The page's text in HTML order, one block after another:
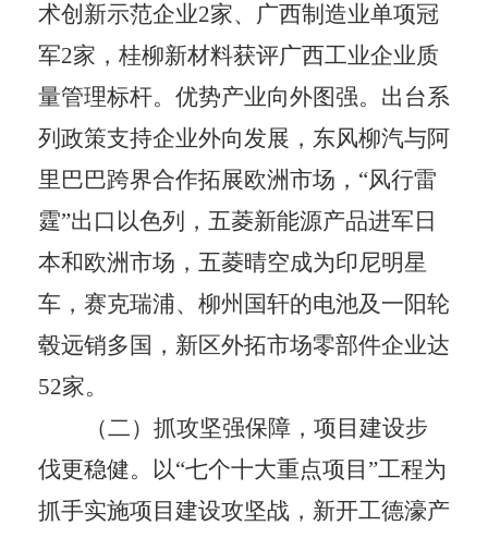
术创新示范企业2家、广西制造业单项冠
军2家，桂柳新材料获评广西工业企业质
量管理标杆。优势产业向外图强。出台系
列政策支持企业外向发展，东风柳汽与阿
里巴巴跨界合作拓展欧洲市场， “风行雷
霆”出口以色列，五菱新能源产品进军日
本和欧洲市场，五菱晴空成为印尼明星
车，赛克瑞浦、柳州国轩的电池及一阳轮
毂远销多国，新区外拓市场零部件企业达
52家。
（二）抓攻坚强保障，项目建设步
伐更稳健。
以“七个十大重点项目 ”工程为
抓手实施项目建设攻坚战，新开工德濠产